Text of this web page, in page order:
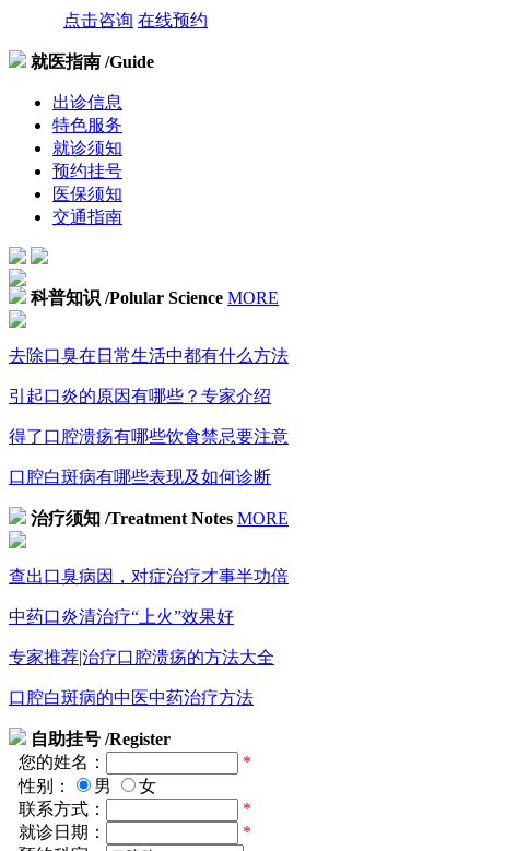
点击咨询 在线预约
就医指南 /Guide
出诊信息
特色服务
就诊须知
预约挂号
医保须知
交通指南
科普知识 /Polular Science MORE
去除口臭在日常生活中都有什么方法
引起口炎的原因有哪些？专家介绍
得了口腔溃疡有哪些饮食禁忌要注意
口腔白斑病有哪些表现及如何诊断
治疗须知 /Treatment Notes MORE
查出口臭病因，对症治疗才事半功倍
中药口炎清治疗“上火”效果好
专家推荐|治疗口腔溃疡的方法大全
口腔白斑病的中医中药治疗方法
自助挂号 /Register
您的姓名：
*
性别：
男
女
联系方式：
*
就诊日期：
*